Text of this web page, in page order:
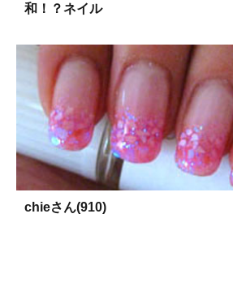
和！？ネイル
chieさん(910)